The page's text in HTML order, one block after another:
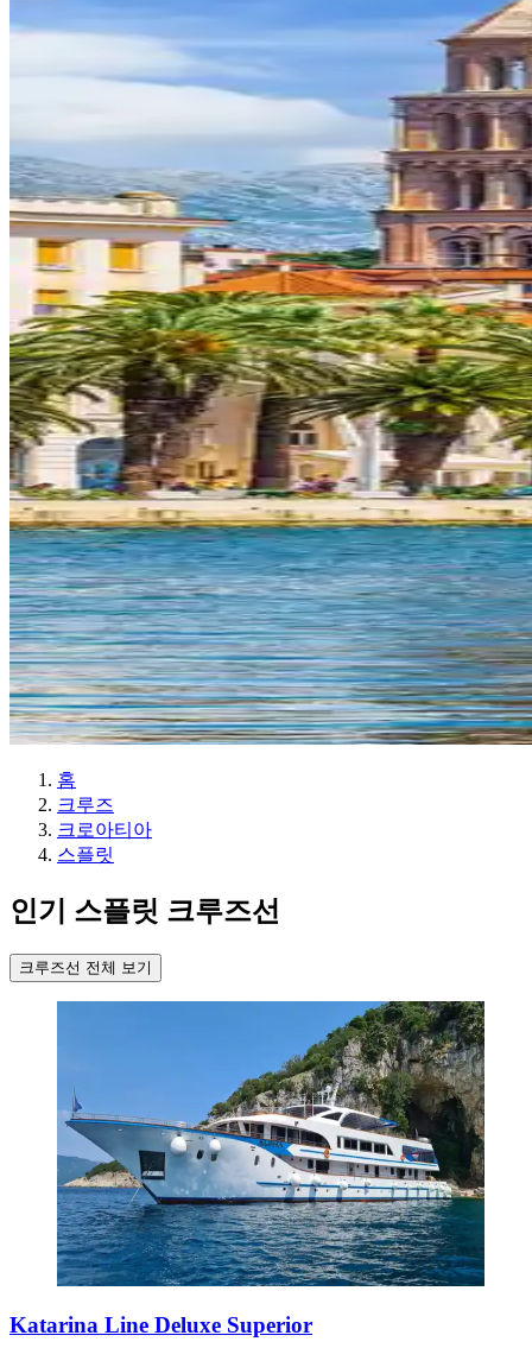
홈
크루즈
크로아티아
스플릿
인기 스플릿 크루즈선
크루즈선 전체 보기
Katarina Line Deluxe Superior